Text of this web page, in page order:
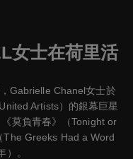
女士在荷里活
Gabrielle Chanel女士於
Artists）的銀幕巨星
莫負青春》（Tonight or
The Greeks Had a Word
。